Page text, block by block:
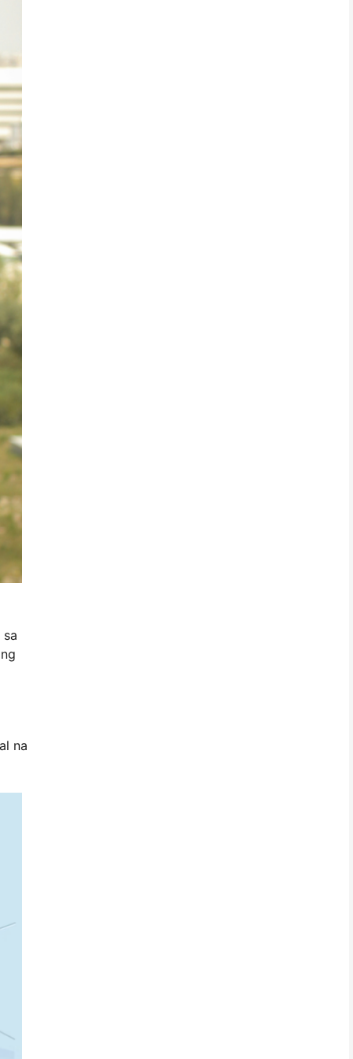
na